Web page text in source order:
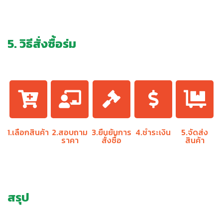
5. วิธีสั่งซื้อร่ม
1.เลือกสินค้า 2.สอบถาม
ราคา
3.ยืนยันการ
สั่งซื้อ
4.ชำระเงิน 5.จัดส่ง
สินค้า
สรุป